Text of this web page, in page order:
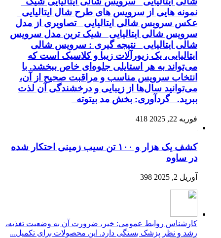
نمونه هایی از سرویس های طرح شال ایتالیایی
عکس سرویس شالی ایتالیایی تصاویری از مدل
سرویس شالی ایتالیایی شیک ترین مدل سرویس
شالی ایتالیایی نتیجه گیری : سرویس شالی
ایتالیایی، یک زیورآلات زیبا و کلاسیک است که
می‌تواند به هر استایلی جلوه‌ای خاص ببخشد. با
انتخاب سرویس مناسب و مراقبت صحیح از آن،
می‌توانید سال‌ها از زیبایی و درخشندگی آن لذت
ببرید. گردآوری: بخش مد بیتوته
فوریه 22, 2025 418
کشف یک هزار و ۱۰۰ تن سیب زمینی احتکار شده
در ساوه
آوریل 2, 2025 398
کارشناس روابط عمومی: خیر، ضرورت آن به وضعیت تغذیه،
رشد و نظر پزشک بستگی دارد. این محصولات برای تکمیل...